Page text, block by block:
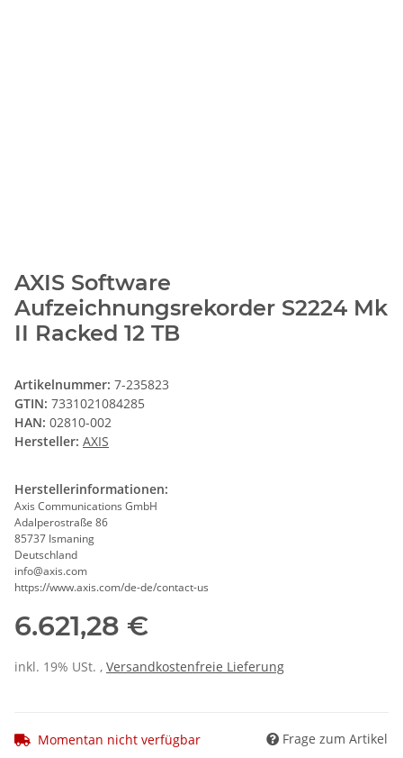
AXIS Software
Aufzeichnungsrekorder S2224 Mk
II Racked 12 TB
Artikelnummer: 7-235823
GTIN: 7331021084285
HAN: 02810-002
Hersteller: AXIS
Herstellerinformationen:
Axis Communications GmbH
Adalperostraße 86
85737 Ismaning
Deutschland
info@axis.com
https://www.axis.com/de-de/contact-us
6.621,28 €
inkl. 19% USt. , Versandkostenfreie Lieferung
Momentan nicht verfügbar Frage zum Artikel